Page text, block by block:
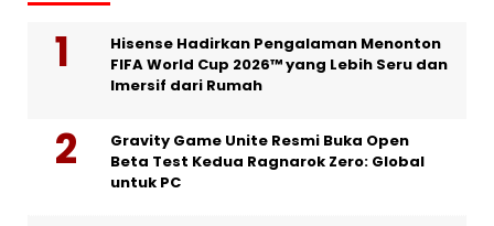
Hisense Hadirkan Pengalaman Menonton
FIFA World Cup 2026™ yang Lebih Seru dan
Imersif dari Rumah
Gravity Game Unite Resmi Buka Open
Beta Test Kedua Ragnarok Zero: Global
untuk PC